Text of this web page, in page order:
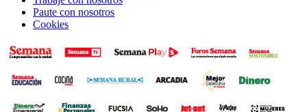
Paute con nosotros
Cookies